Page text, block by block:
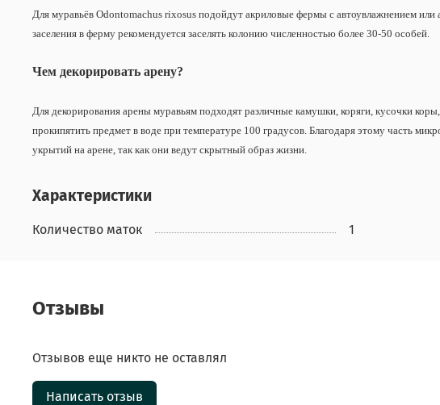
Для муравьёв Odontomachus rixosus подойдут акриловые фермы с автоувлажнением
заселения в ферму рекомендуется заселять колонию численностью более 30-50 особей.
Чем декорировать арену?
Для декорирования арены муравьям подходят различные камушки, коряги, кусочки
прокипятить предмет в воде при температуре 100 градусов. Благодаря этому часть
укрытий на арене, так как они ведут скрытный образ жизни.
Характеристики
Количество маток 1
Отзывы
Отзывов еще никто не оставлял
Написать отзыв